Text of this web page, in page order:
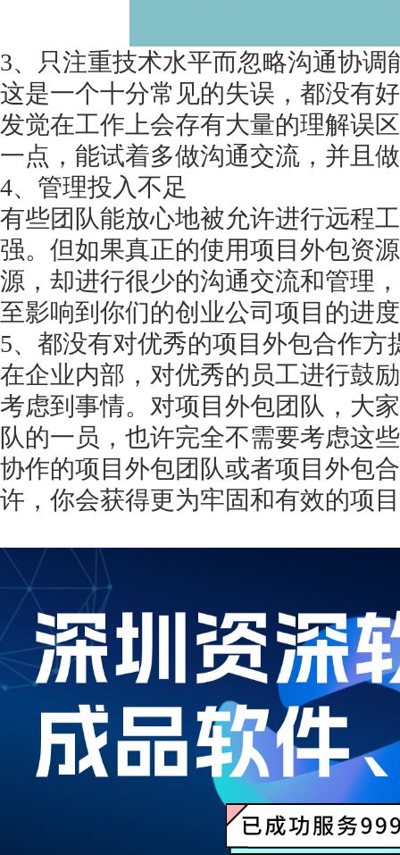
3、只注重技术水平而忽略沟通协调
这是一个十分常见的失误，都没有
发觉在工作上会存有大量的理解误
一点，能试着多做沟通交流，并且
4、管理投入不足
有些团队能放心地被允许进行远程
强。但如果真正的使用项目外包资
源，却进行很少的沟通交流和管理
至影响到你们的创业公司项目的进
5、都没有对优秀的项目外包合作方
在企业内部，对优秀的员工进行鼓
考虑到事情。对项目外包团队，大
队的一员，也许完全不需要考虑这
协作的项目外包团队或者项目外包
许，你会获得更为牢固和有效的项
扫码沟通